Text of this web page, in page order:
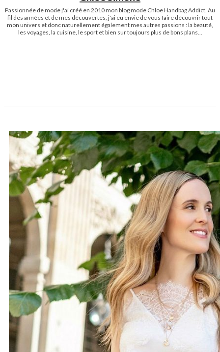
Passionnée de mode j'ai créé en 2010 mon blog mode Chloe Handbag Addict. Au
fil des années et de mes découvertes, j'ai eu envie de vous faire découvrir tout
mon univers et donc naturellement également mes autres passions : la beauté,
les voyages, la cuisine, le sport et bien sur toujours plus de bons plans...